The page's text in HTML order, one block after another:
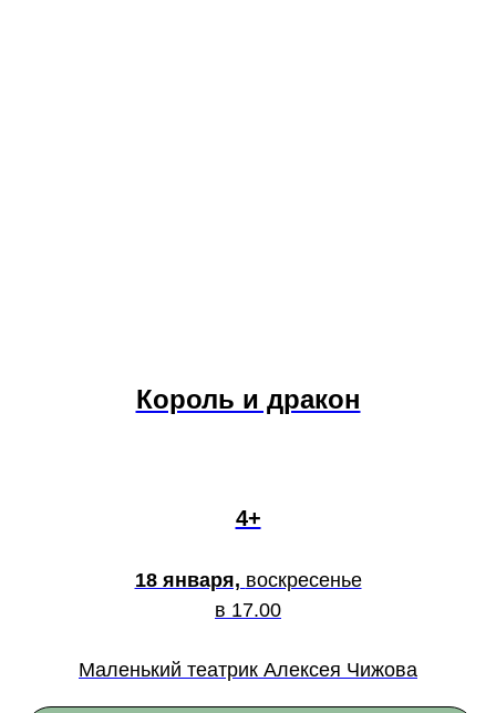
Король и дракон
4+
18 января, воскресенье
в 17.00
Маленький театрик Алексея Чижова